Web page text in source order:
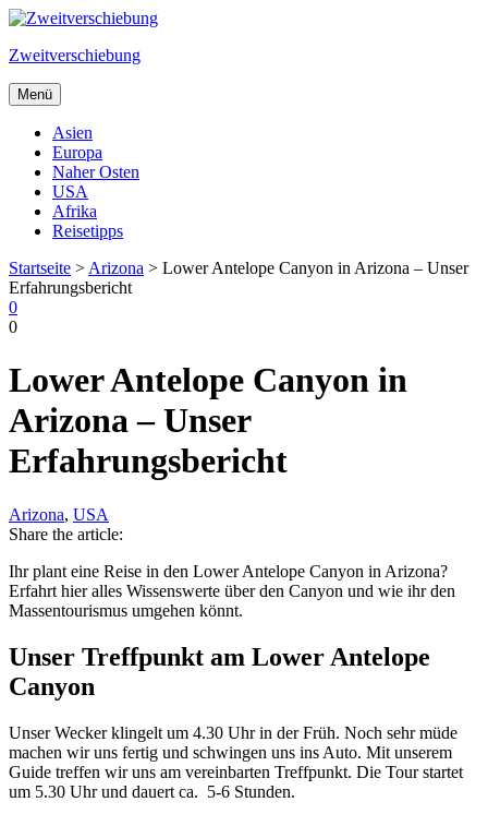
Zweitverschiebung
Menü
Asien
Europa
Naher Osten
USA
Afrika
Reisetipps
Startseite > Arizona > Lower Antelope Canyon in Arizona – Unser
Erfahrungsbericht
0
0
Lower Antelope Canyon in
Arizona – Unser
Erfahrungsbericht
Arizona, USA
Share the article:
Ihr plant eine Reise in den Lower Antelope Canyon in Arizona?
Erfahrt hier alles Wissenswerte über den Canyon und wie ihr den
Massentourismus umgehen könnt.
Unser Treffpunkt am Lower Antelope
Canyon
Unser Wecker klingelt um 4.30 Uhr in der Früh. Noch sehr müde
machen wir uns fertig und schwingen uns ins Auto. Mit unserem
Guide treffen wir uns am vereinbarten Treffpunkt. Die Tour startet
um 5.30 Uhr und dauert ca. 5-6 Stunden.